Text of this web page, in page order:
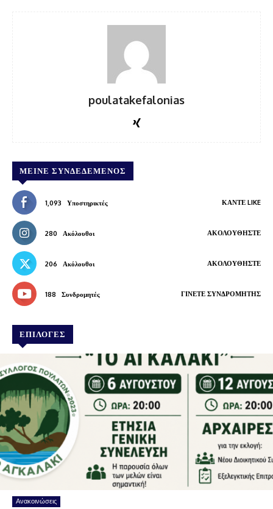
poulatakefalonias
ΜΕΊΝΕ ΣΥΝΔΕΔΕΜΈΝΟΣ
1,093 Υποστηρικτές ΚΆΝΤΕ LIKE
280 Ακόλουθοι ΑΚΟΛΟΥΘΉΣΤΕ
206 Ακόλουθοι ΑΚΟΛΟΥΘΉΣΤΕ
188 Συνδρομητές ΓΊΝΕΤΕ ΣΥΝΔΡΟΜΗΤΉΣ
ΕΠΙΛΟΓΕΣ
Ανακοινώσεις